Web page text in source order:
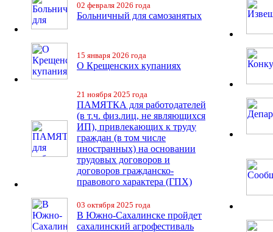
02 февраля 2026 года
Больничный для самозанятых
15 января 2026 года
О Крещенских купаниях
21 ноября 2025 года
ПАМЯТКА для работодателей
(в т.ч. физ.лиц, не являющихся
ИП), привлекающих к труду
граждан (в том числе
иностранных) на основании
трудовых договоров и
договоров гражданско-
правового характера (ГПХ)
03 октября 2025 года
В Южно-Сахалинске пройдет
сахалинский агрофестиваль